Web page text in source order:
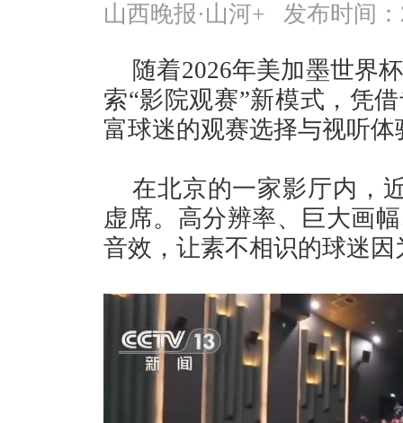
山西晚报·山河+ 发布时间：
随着2026年美加墨世界
索“影院观赛”新模式，凭
富球迷的观赛选择与视听体
在北京的一家影厅内，
虚席。高分辨率、巨大画
音效，让素不相识的球迷